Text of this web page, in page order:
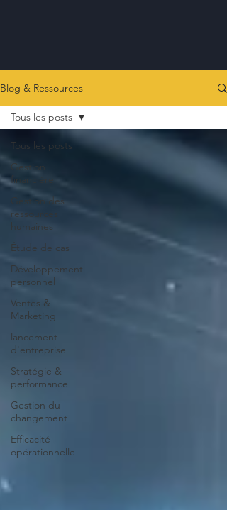
Blog & Ressources
Tous les posts
Gestion
financière
Gestion des
ressources
humaines
Étude de cas
Développement
personnel
Ventes &
Marketing
lancement
d'entreprise
Stratégie &
performance
Gestion du
changement
Efficacité
opérationnelle
Tous les posts